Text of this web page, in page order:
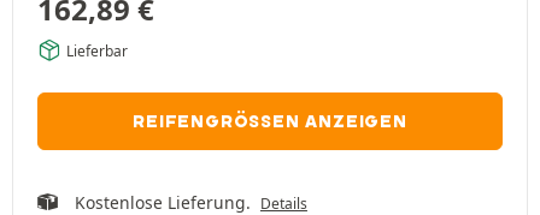
162,89 €
Lieferbar
REIFENGRÖSSEN ANZEIGEN
Kostenlose Lieferung. Details